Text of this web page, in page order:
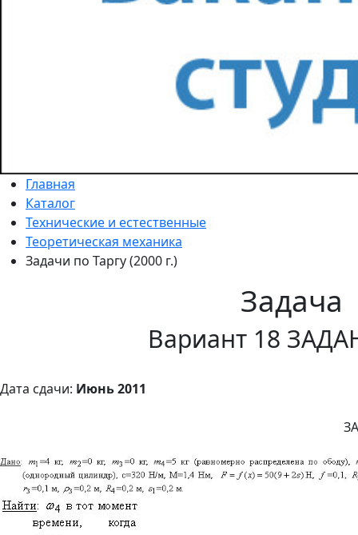
Главная
Каталог
Технические и естественные
Теоретическая механика
Задачи по Таргу (2000 г.)
Задача
Вариант 18
Дата сдачи: Июнь 2011